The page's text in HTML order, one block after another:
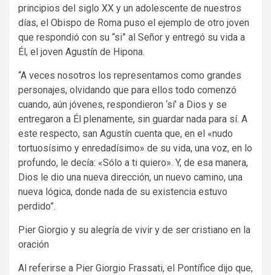
principios del siglo XX y un adolescente de nuestros
días, el Obispo de Roma puso el ejemplo de otro joven
que respondió con su “si” al Señor y entregó su vida a
Él, el joven Agustín de Hipona.
“A veces nosotros los representamos como grandes
personajes, olvidando que para ellos todo comenzó
cuando, aún jóvenes, respondieron ‘sí’ a Dios y se
entregaron a Él plenamente, sin guardar nada para sí. A
este respecto, san Agustín cuenta que, en el «nudo
tortuosísimo y enredadísimo» de su vida, una voz, en lo
profundo, le decía: «Sólo a ti quiero». Y, de esa manera,
Dios le dio una nueva dirección, un nuevo camino, una
nueva lógica, donde nada de su existencia estuvo
perdido”.
Pier Giorgio y su alegría de vivir y de ser cristiano en la
oración
Al referirse a Pier Giorgio Frassati, el Pontífice dijo que,